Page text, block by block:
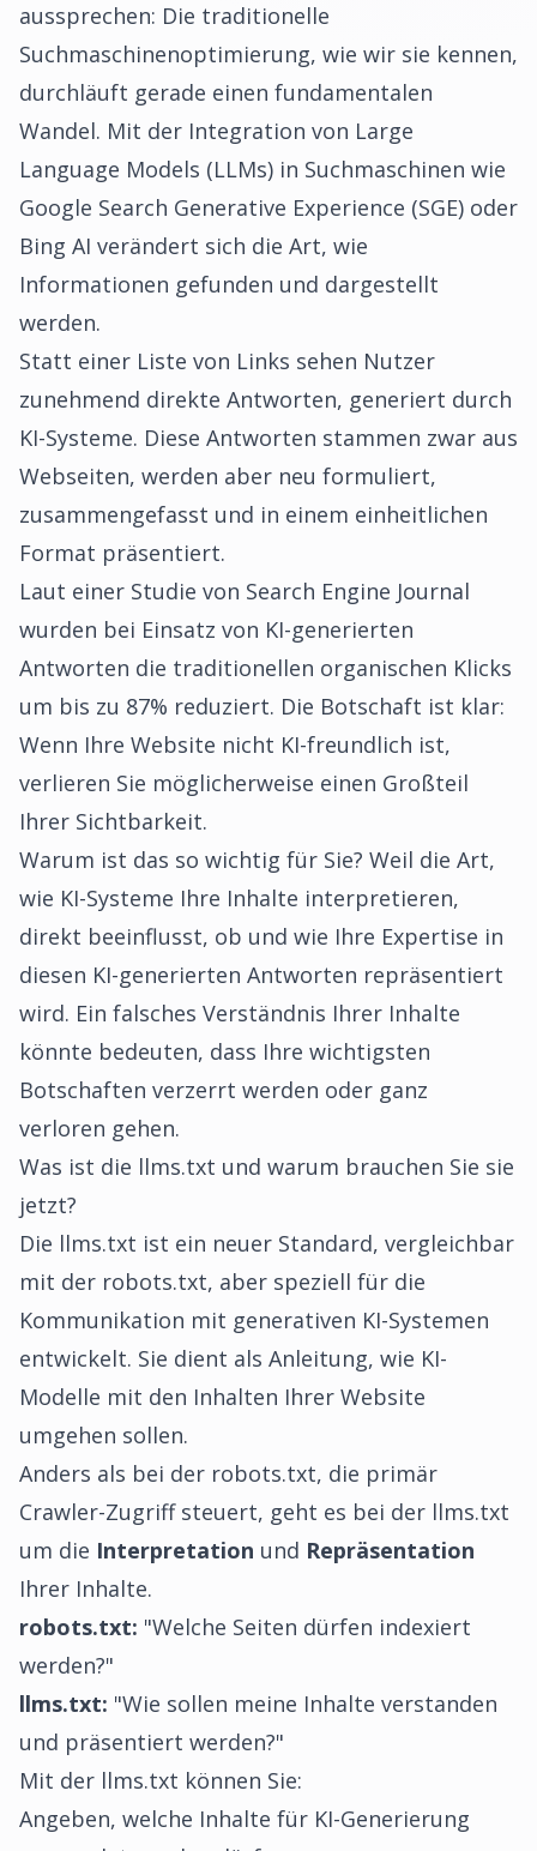
aussprechen: Die traditionelle
Suchmaschinenoptimierung, wie wir sie kennen,
durchläuft gerade einen fundamentalen
Wandel. Mit der Integration von Large
Language Models (LLMs) in Suchmaschinen wie
Google Search Generative Experience (SGE) oder
Bing AI verändert sich die Art, wie
Informationen gefunden und dargestellt
werden.
Statt einer Liste von Links sehen Nutzer
zunehmend direkte Antworten, generiert durch
KI-Systeme. Diese Antworten stammen zwar aus
Webseiten, werden aber neu formuliert,
zusammengefasst und in einem einheitlichen
Format präsentiert.
Laut einer Studie von Search Engine Journal
wurden bei Einsatz von KI-generierten
Antworten die traditionellen organischen Klicks
um bis zu 87% reduziert. Die Botschaft ist klar:
Wenn Ihre Website nicht KI-freundlich ist,
verlieren Sie möglicherweise einen Großteil
Ihrer Sichtbarkeit.
Warum ist das so wichtig für Sie? Weil die Art,
wie KI-Systeme Ihre Inhalte interpretieren,
direkt beeinflusst, ob und wie Ihre Expertise in
diesen KI-generierten Antworten repräsentiert
wird. Ein falsches Verständnis Ihrer Inhalte
könnte bedeuten, dass Ihre wichtigsten
Botschaften verzerrt werden oder ganz
verloren gehen.
Was ist die llms.txt und warum brauchen Sie sie
jetzt?
Die llms.txt ist ein neuer Standard, vergleichbar
mit der robots.txt, aber speziell für die
Kommunikation mit generativen KI-Systemen
entwickelt. Sie dient als Anleitung, wie KI-
Modelle mit den Inhalten Ihrer Website
umgehen sollen.
Anders als bei der robots.txt, die primär
Crawler-Zugriff steuert, geht es bei der llms.txt
um die Interpretation und Repräsentation
Ihrer Inhalte.
robots.txt: "Welche Seiten dürfen indexiert
werden?"
llms.txt: "Wie sollen meine Inhalte verstanden
und präsentiert werden?"
Mit der llms.txt können Sie:
Angeben, welche Inhalte für KI-Generierung